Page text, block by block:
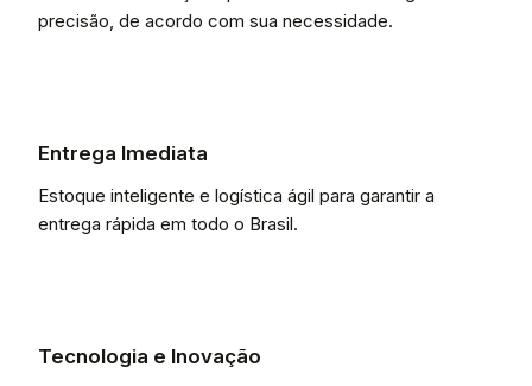
precisão, de acordo com sua necessidade.
Entrega Imediata
Estoque inteligente e logística ágil para garantir a
entrega rápida em todo o Brasil.
Tecnologia e Inovação